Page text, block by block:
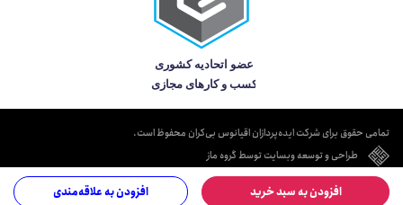
افزودن به سبد خرید افزودن به علاقه‌مندی
تمامی حقوق برای شرکت ایده‌پردازان اقیانوس بی‌کران محفوظ است.
طراحی و توسعه وبسایت توسط گروه ماز